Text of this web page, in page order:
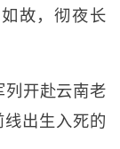
故，彻夜长
列开赴云南老
出生入死的